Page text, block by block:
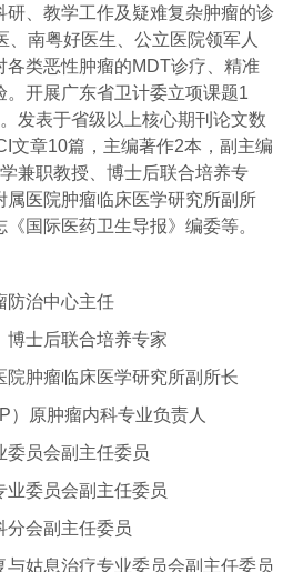
研、教学工作及疑难复杂肿瘤的诊
、南粤好医生、公立医院领军人
各类恶性肿瘤的MDT诊疗、精准
开展广东省卫计委立项课题1
发表于省级以上核心期刊论文数
文章10篇，主编著作2本，副主编
兼职教授、博士后联合培养专
属医院肿瘤临床医学研究所副所
国际医药卫生导报》编委等。
防治中心主任
博士后联合培养专家
肿瘤临床医学研究所副所长
）原肿瘤内科专业负责人
委员会副主任委员
业委员会副主任委员
分会副主任委员
与姑息治疗专业委员会副主任委员